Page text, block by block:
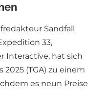
Sandfall
33,
Interactive, hat sich
2025 (TGA) zu einem
es neun Preise